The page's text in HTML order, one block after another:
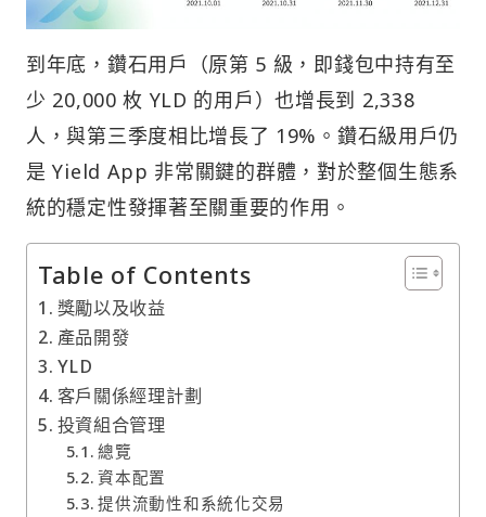
到年底，鑽石用戶（原第 5 級，即錢包中持有至
少 20,000 枚 YLD 的用戶）也增長到 2,338
人，與第三季度相比增長了 19%。鑽石級用戶仍
是 Yield App 非常關鍵的群體，對於整個生態系
統的穩定性發揮著至關重要的作用。
Table of Contents
獎勵以及收益
產品開發
YLD
客戶關係經理計劃
投資組合管理
總覽
資本配置
提供流動性和系統化交易